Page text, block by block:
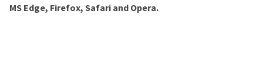
MS Edge, Firefox, Safari and Opera.